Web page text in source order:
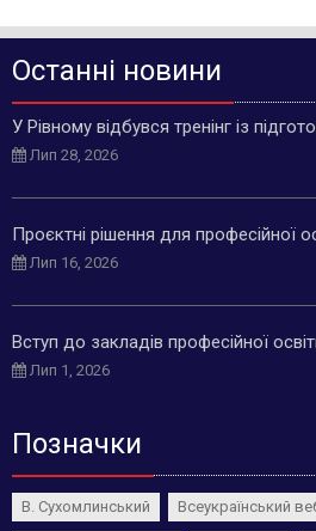
Останні новини
У Рівному відбувся тренінг із
Лип 28, 2026
Проєктні рішення для професійної
Лип 16, 2026
Вступ до закладів професійної
Лип 1, 2026
Позначки
В. Сухомлинський Всеукраїнський